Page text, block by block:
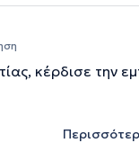
κέρδισε την